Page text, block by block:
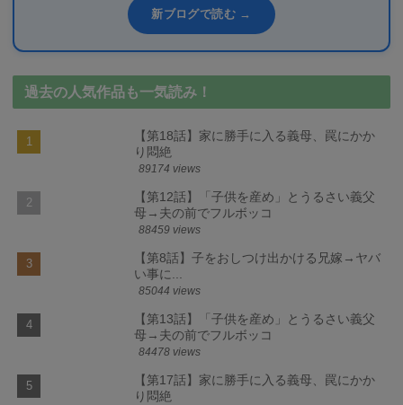
新ブログで読む →
過去の人気作品も一気読み！
【第18話】家に勝手に入る義母、罠にかか
り悶絶
89174 views
【第12話】「子供を産め」とうるさい義父
母→夫の前でフルボッコ
88459 views
【第8話】子をおしつけ出かける兄嫁→ヤバ
い事に...
85044 views
【第13話】「子供を産め」とうるさい義父
母→夫の前でフルボッコ
84478 views
【第17話】家に勝手に入る義母、罠にかか
り悶絶